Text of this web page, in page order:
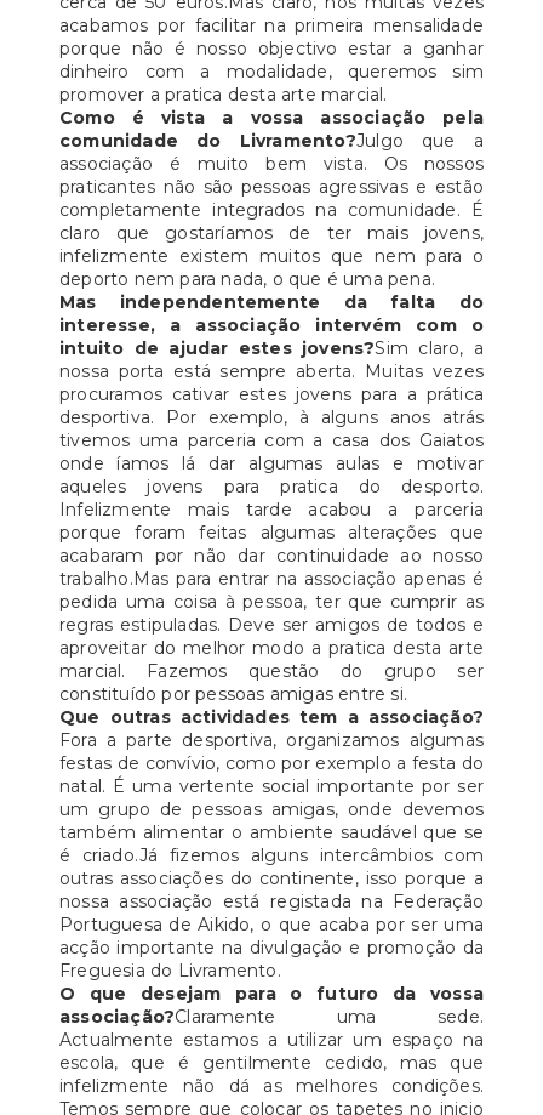
acabamos por facilitar na primeira mensalidade
porque não é nosso objectivo estar a ganhar
dinheiro com a modalidade, queremos sim
promover a pratica desta arte marcial.
Como é vista a vossa associação pela
comunidade do Livramento?Julgo que a
associação é muito bem vista. Os nossos
praticantes não são pessoas agressivas e estão
completamente integrados na comunidade. É
claro que gostaríamos de ter mais jovens,
infelizmente existem muitos que nem para o
deporto nem para nada, o que é uma pena.
Mas independentemente da falta do
interesse, a associação intervém com o
intuito de ajudar estes jovens?Sim claro, a
nossa porta está sempre aberta. Muitas vezes
procuramos cativar estes jovens para a prática
desportiva. Por exemplo, à alguns anos atrás
tivemos uma parceria com a casa dos Gaiatos
onde íamos lá dar algumas aulas e motivar
aqueles jovens para pratica do desporto.
Infelizmente mais tarde acabou a parceria
porque foram feitas algumas alterações que
acabaram por não dar continuidade ao nosso
trabalho.Mas para entrar na associação apenas é
pedida uma coisa à pessoa, ter que cumprir as
regras estipuladas. Deve ser amigos de todos e
aproveitar do melhor modo a pratica desta arte
marcial. Fazemos questão do grupo ser
constituído por pessoas amigas entre si.
Que outras actividades tem a associação?
Fora a parte desportiva, organizamos algumas
festas de convívio, como por exemplo a festa do
natal. É uma vertente social importante por ser
um grupo de pessoas amigas, onde devemos
também alimentar o ambiente saudável que se
é criado.Já fizemos alguns intercâmbios com
outras associações do continente, isso porque a
nossa associação está registada na Federação
Portuguesa de Aikido, o que acaba por ser uma
acção importante na divulgação e promoção da
Freguesia do Livramento.
O que desejam para o futuro da vossa
associação?Claramente uma sede.
Actualmente estamos a utilizar um espaço na
escola, que é gentilmente cedido, mas que
infelizmente não dá as melhores condições.
Temos sempre que colocar os tapetes no inicio